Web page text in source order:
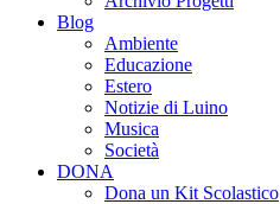
Blog
Ambiente
Educazione
Estero
Notizie di Luino
Musica
Società
DONA
Dona un Kit Scolastico